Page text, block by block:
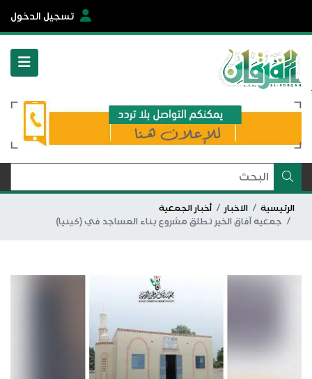
تسجيل الدخول
الرئيسية الاخبار
أخبار الجمعية
جمعية آفاق الخير تطلق مشروع بناء المساجد في (كينيا)